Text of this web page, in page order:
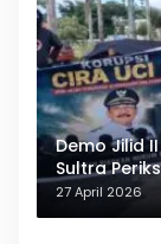
Demo Jilid
Sultra
27 April 2026